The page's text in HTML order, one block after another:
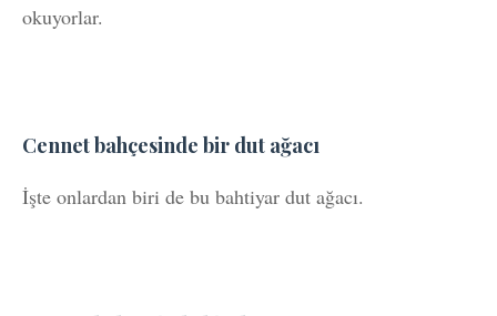
okuyorlar.
Cennet bahçesinde bir dut ağacı
İşte onlardan biri de bu bahtiyar dut ağacı.